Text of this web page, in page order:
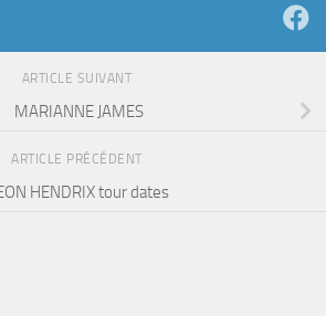
ARTICLE SUIVANT
MARIANNE JAMES
ARTICLE PRÉCÉDENT
HENDRIX tour dates